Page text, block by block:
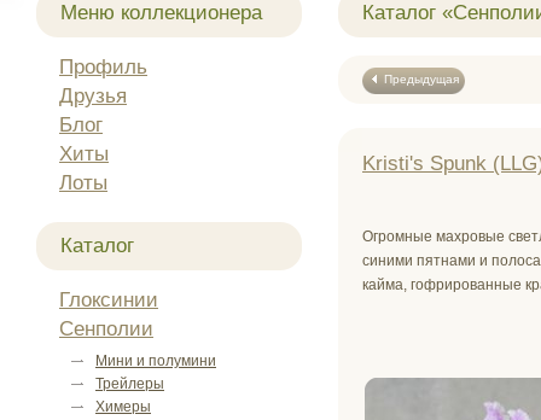
Каталог
Предыдущая
Kristi's Spunk
Огромные махровые
синими пятнами и
кайма, гофрированные
Меню коллекционера
Профиль
Друзья
Блог
Хиты
Лоты
Каталог
Глоксинии
Сенполии
Мини и полумини
Трейлеры
Химеры